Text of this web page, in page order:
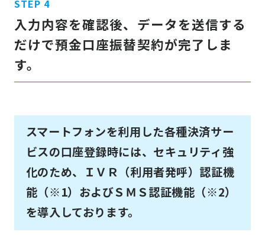
入力内容を確認後、データを送信する
だけで預金口座振替契約が完了しま
す。
スマートフォンを利用した各種決済サー
ビスの口座登録時には、セキュリティ強
化のため、ＩＶＲ（利用者発呼）認証機
能（※1）およびＳＭＳ認証機能（※2）
を導入しております。